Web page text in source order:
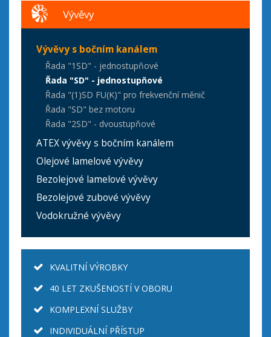
Vývěvy
Vývěvy s bočním kanálem
Řada "1SD" - jednostupňové
Řada "SD" - jednostupňové
Řada "(1)SD FU(K)" pro frekvenční měnič
Řada "SD" bez motoru
Řada "2SD" - dvoustupňové
ATEX vývěvy s bočním kanálem
Olejové lamelové vývěvy
Bezolejové lamelové vývěvy
Bezolejové zubové vývěvy
Vodokružné vývěvy
KVALITNÍ VÝROBKY
40 LET ZKUŠENOSTÍ V OBORU
KOMPLEXNÍ SLUŽBY
INDIVIDUÁLNÍ PŘÍSTUP